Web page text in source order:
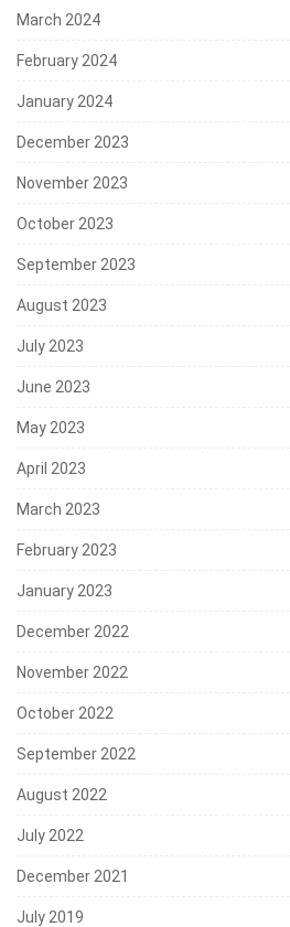
March 2024
February 2024
January 2024
December 2023
November 2023
October 2023
September 2023
August 2023
July 2023
June 2023
May 2023
April 2023
March 2023
February 2023
January 2023
December 2022
November 2022
October 2022
September 2022
August 2022
July 2022
December 2021
July 2019